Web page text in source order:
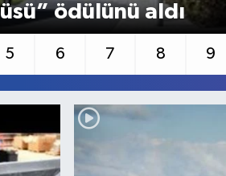
ödülünü aldı
5 6 7 8 9